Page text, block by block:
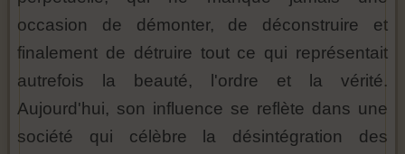
occasion de démonter, de déconstruire et
finalement de détruire tout ce qui représentait
autrefois la beauté, l'ordre et la vérité.
Aujourd'hui, son influence se reflète dans une
société qui célèbre la désintégration des